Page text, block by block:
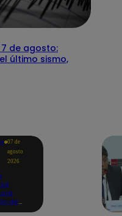
7 de agosto:
último sismo,
07 de
agosto
2026
de